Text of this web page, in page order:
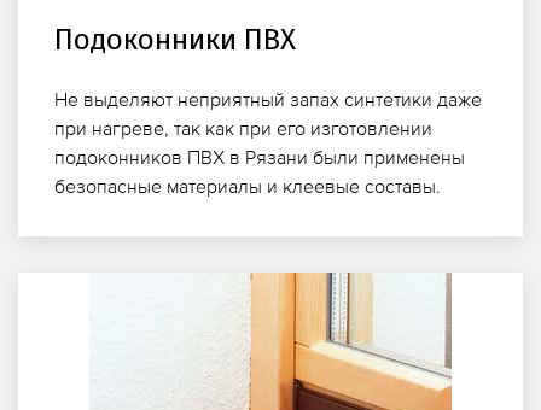
Подоконники ПВХ
Не выделяют неприятный запах синтетики даже
при нагреве, так как при его изготовлении
подоконников ПВХ в Рязани были применены
безопасные материалы и клеевые составы.